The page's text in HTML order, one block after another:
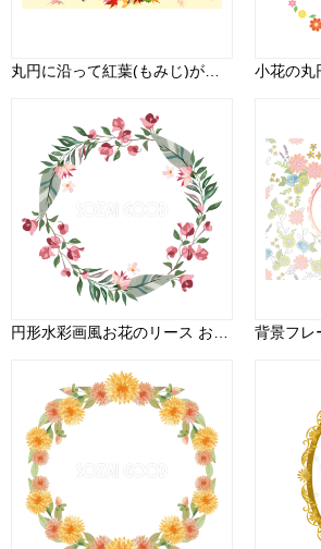
丸円に沿って紅葉(もみじ)が囲む フレーム枠飾り背景イラスト10270
円形水彩画風お花のリース おしゃれなボタニカル風(植物)のフレーム枠イラスト無料 フリー86459